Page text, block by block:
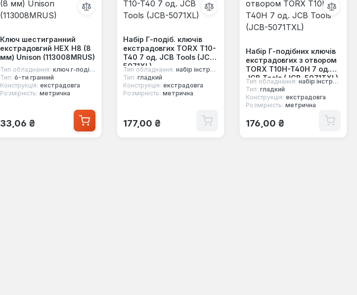
Ключ шестигранний
екстрадовгий HEX Н8 (8
мм) Unison (113008MRUS)
Тип обладнання: ключ г-подібний
Тип: 6-ти гранний
Конструкція: екстрадовга
Розмірність: метрична
Звичайна ціна:
33,06 ₴
Набір Г-подіб. ключів
екстрадовгих TORX T10-
T40 7 од. JCB Tools (JCB-
5071XL)
Тип обладнання: набір інструментів
Тип: гладкий
Конструкція: екстрадовга
Розмірність: метрична
Звичайна ціна:
177,00 ₴
Набір Г-подібних ключів
екстрадовгих з отвором
TORX T10H-T40H 7 од.
JCB Tools (JCB-5071TXL)
Тип обладнання: набір інструментів
Тип: гладкий
Конструкція: екстрадовга
Розмірність: метрична
Звичайна ціна:
176,00 ₴